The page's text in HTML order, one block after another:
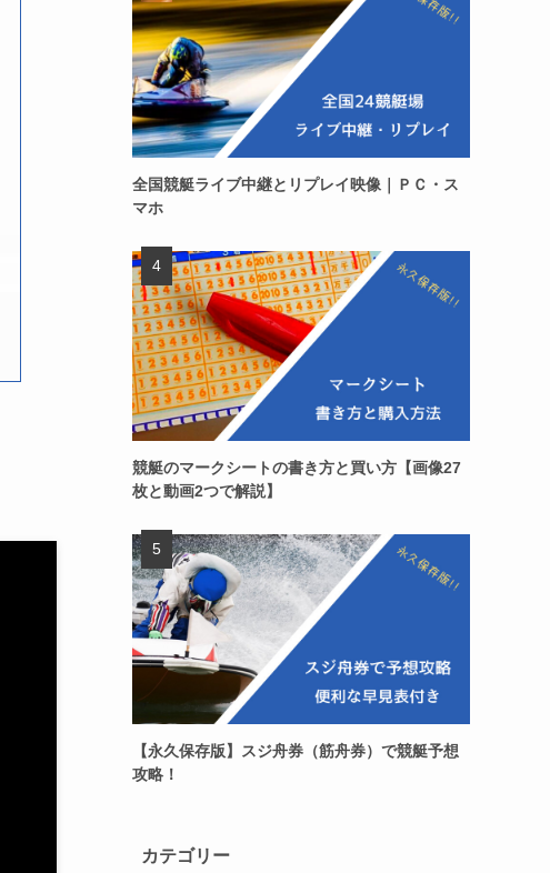
全国競艇ライブ中継とリプレイ映像｜ＰＣ・ス
マホ
競艇のマークシートの書き方と買い方【画像27
枚と動画2つで解説】
【永久保存版】スジ舟券（筋舟券）で競艇予想
攻略！
カテゴリー